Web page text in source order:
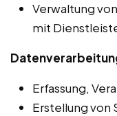
Verwaltung
mit
Erfassung,
Erstellung von